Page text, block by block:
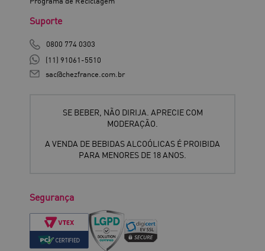
Suporte
0800 774 0303
(11) 91061-5510
sac@chezfrance.com.br
SE BEBER, NÃO DIRIJA. APRECIE COM
MODERAÇÃO.
A VENDA DE BEBIDAS ALCOÓLICAS É PROIBIDA
PARA MENORES DE 18 ANOS.
Segurança